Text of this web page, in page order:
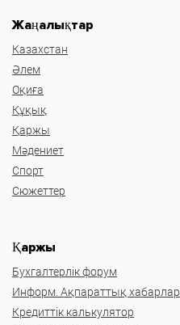
Жаңалықтар
Казахстан
Әлем
Оқиға
Құқық
Қаржы
Мәдениет
Спорт
Сюжеттер
Қаржы
Бухгалтерлік форум
Информ. Ақпараттық хабарлар
Кредиттік калькулятор